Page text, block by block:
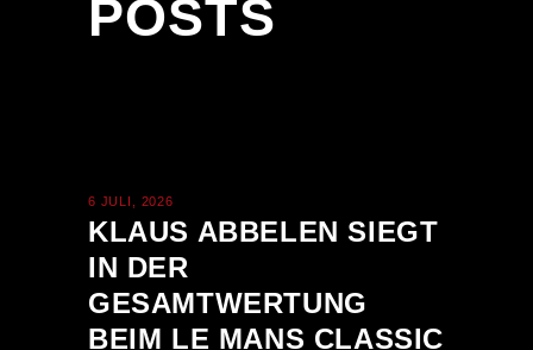
POSTS
6 JULI, 2026
KLAUS ABBELEN SIEGT
IN DER
GESAMTWERTUNG
BEIM LE MANS CLASSIC